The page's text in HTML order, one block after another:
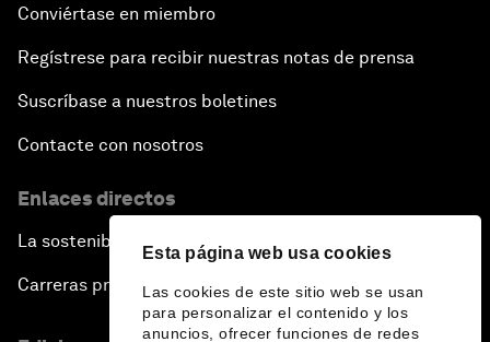
Esta página web usa cookies
Las cookies de este sitio web se usan
para personalizar el contenido y los
anuncios, ofrecer funciones de redes
Conviértase en miembro
Regístrese para recibir nuestras notas de prensa
Suscríbase a nuestros boletines
Contacte con nosotros
Enlaces directos
La sostenibilidad en el Foro
Carreras profesionales